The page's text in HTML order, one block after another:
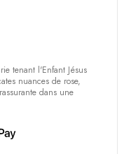
tenant l'Enfant Jésus
nuances de rose,
dans une